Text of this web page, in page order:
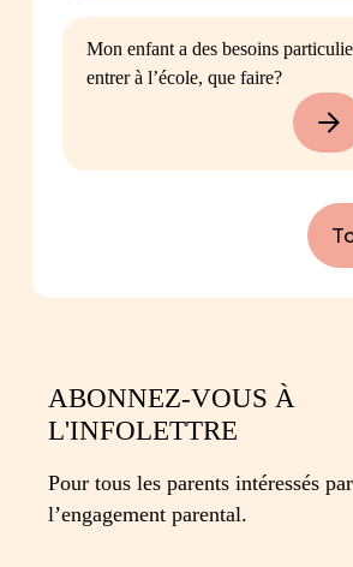
Mon enfant a des besoins
entrer à l’école, que faire?
ABONNEZ-VOUS À
L'INFOLETTRE
Pour tous les parents intéressés
l’engagement parental.